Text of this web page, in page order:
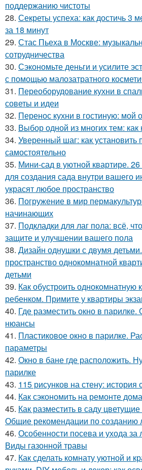
поддержанию чистоты
28. Секреты успеха: как достичь 3
за 18 минут
29. Стас Пьеха в Москве:
сотрудничества
30. Сэкономьте деньги и усилите
с помощью малозатратного
31. Переоборудование кухни в
советы и идеи
32. Перенос кухни в гостиную: мой
33. Выбор одной из многих тем:
34. Уверенный шаг: как установить
самостоятельно
35. Мини-сад в уютной квартире.
для создания сада внутри вашего
украсят любое пространство
36. Погружение в мир
начинающих
37. Подкладки для лаг пола: всё,
защите и улучшении вашего пола
38. Дизайн однушки с двумя
пространство однокомнатной
детьми
39. Как обустроить однокомнатную
ребенком. Примите у квартиры
40. Где разместить окно в
нюансы
41. Пластиковое окно в парилке.
параметры
42. Окно в бане где расположить.
парилке
43. 115 рисунков на стену: история
44. Как сэкономить на ремонте
45. Как разместить в саду
Общие рекомендации по созданию
46. Особенности посева и ухода
Виды газонной травы
47. Как сделать комнату уютной и